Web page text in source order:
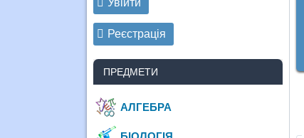
Реєстрація
ПРЕДМЕТИ
АЛГЕБРА